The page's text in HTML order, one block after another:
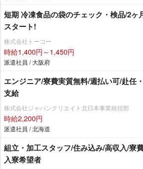
短期 冷凍食品の袋のチェック・検品/2ヶ
スタート!
株式会社トーコー
時給1,400円～1,450円
派遣社員 / 大阪府
エンジニア/寮費実質無料/週払い可/赴任
支給
株式会社ジャパンクリエイト北日本事業統括部
時給2,200円
派遣社員 / 北海道
組立・加工スタッフ/住み込み/高収入/寮
入寮希望者